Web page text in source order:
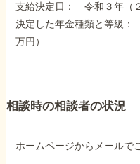
障害年金コラム
支給決定日： 令和３年（
決定した年金種類と等級
万円）
相談時の相談者の状況
ホームページからメールで